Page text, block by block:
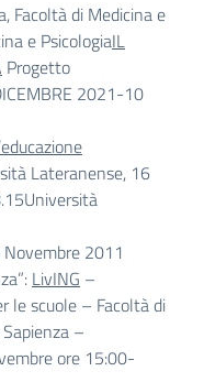
Facoltà di Medicina e
e PsicologiaIL
Progetto
2021-10
Lateranense, 16
2011
LivING –
le scuole – Facoltà di
–
ore 15:00-